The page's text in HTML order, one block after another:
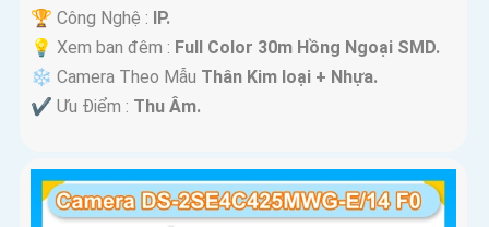
🏆 Công Nghệ : IP.
💡 Xem ban đêm : Full Color 30m Hồng Ngoại SMD.
❄ Camera Theo Mẫu Thân Kim loại + Nhựa.
️✔️ Ưu Điểm : Thu Âm.